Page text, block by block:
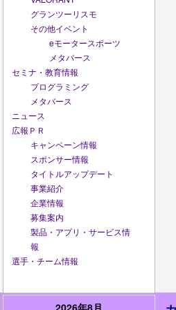
グランツーリスモ
その他イベント
eモータースポーツ
メタバース
セミナ・教育情報
プログラミング
メタバース
ニュース
広報ＰＲ
キャンペーン情報
スポンサー情報
タイトルアップデート
事業紹介
企業情報
募集案内
製品・アプリ・サービス情
報
選手・チーム情報
2026年8月